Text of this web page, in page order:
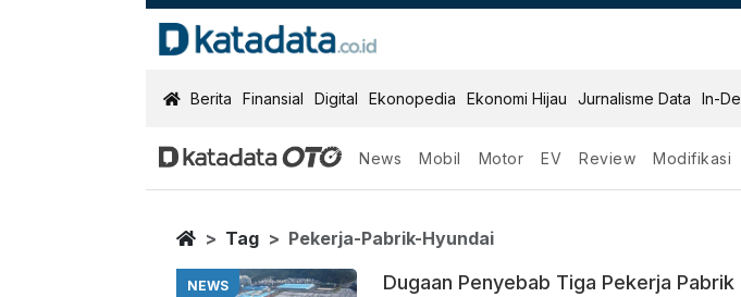
KatadataOTO
Berita Finansial Digital Ekonopedia Ekonomi Hijau Jurnalisme Data In-
News Mobil Motor EV Review Modifikasi
Pekerja Pabrik Hyundai
Berita Terbaru
Home
Tag Pekerja-Pabrik-Hyundai
NEWS
Dugaan Penyebab Tiga Pekerja